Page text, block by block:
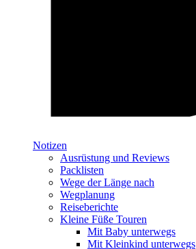
Notizen
Ausrüstung und Reviews
Packlisten
Wege der Länge nach
Wegplanung
Reiseberichte
Kleine Füße Touren
Mit Baby unterwegs
Mit Kleinkind unterwegs